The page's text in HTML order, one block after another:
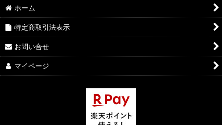
ホーム
特定商取引法表示
お問い合せ
マイページ